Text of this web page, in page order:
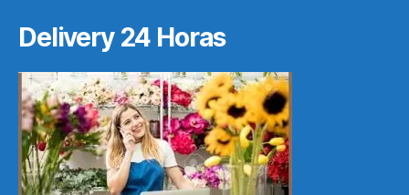
Delivery 24 Horas